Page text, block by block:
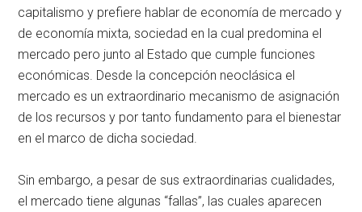
capitalismo y prefiere hablar de economía de mercado y
de economía mixta, sociedad en la cual predomina el
mercado pero junto al Estado que cumple funciones
económicas. Desde la concepción neoclásica el
mercado es un extraordinario mecanismo de asignación
de los recursos y por tanto fundamento para el bienestar
en el marco de dicha sociedad.
Sin embargo, a pesar de sus extraordinarias cualidades,
el mercado tiene algunas “fallas”, las cuales aparecen